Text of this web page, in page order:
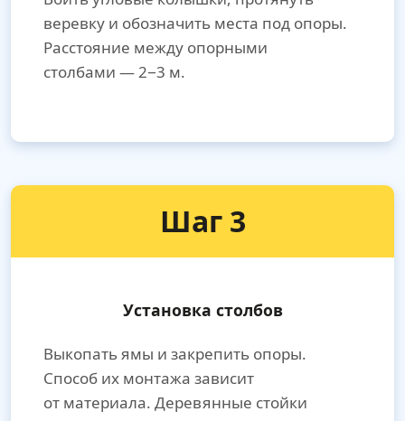
веревку и обозначить места под опоры.
Расстояние между опорными
столбами — 2−3 м.
Шаг 3
Установка столбов
Выкопать ямы и закрепить опоры.
Способ их монтажа зависит
от материала. Деревянные стойки